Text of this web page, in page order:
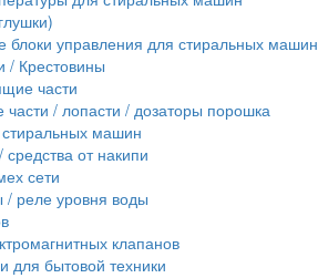
блоки управления для стиральных машин
/ Крестовины
части
части / лопасти / дозаторы порошка
машин
от накипи
сети
/ реле уровня воды
клапанов
для бытовой техники